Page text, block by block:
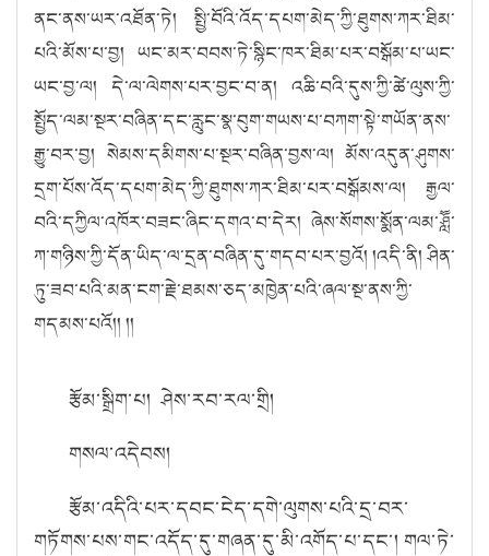
ནང་ནས་ཡར་འཐོན་ཏེ། སྤྱི་བོའི་འོད་དཔག་མེད་ཀྱི་ཐུགས་ཀར་ཐིམ་
པའི་མོས་པ་བྱ། ཡང་མར་བབས་ཏེ་སྙིང་ཁར་ཐིམ་པར་བསྒོམ་པ་ཡང་
ཡང་བྱ་ལ། དེ་ལ་ལེགས་པར་བྱང་བ་ན། འཆི་བའི་དུས་ཀྱི་ཚེ་ལུས་ཀྱི་
སྤྱོད་ལམ་སྔར་བཞིན་དང་རླུང་སྣ་བུག་གཡས་པ་བཀག་སྟེ་གཡོན་ནས་
རྒྱུ་བར་བྱ། སེམས་དམིགས་པ་སྔར་བཞིན་བྱས་ལ། མོས་འདུན་ཤུགས་
དྲག་པོས་འོད་དཔག་མེད་ཀྱི་ཐུགས་ཀར་ཐིམ་པར་བསྒོམས་ལ། རྒྱལ་
བའི་དཀྱིལ་འཁོར་བཟང་ཞིང་དགའ་བ་དེར། ཞེས་སོགས་སྨོན་ལམ་ཤླཽ་
ཀ་གཉིས་ཀྱི་དོན་ཡིད་ལ་དྲན་བཞིན་དུ་གདབ་པར་བྱའོ། །འདི་ནི། ཤིན་
ཏུ་ཟབ་པའི་མན་ངག་རྗེ་ཐམས་ཅད་མཁྱེན་པའི་ཞལ་སྔ་ནས་ཀྱི་
གདམས་པའོ།། །།
རྩོམ་སྒྲིག་པ། ཤེས་རབ་རལ་གྲི།
གསལ་འདེབས།
རྩོམ་འདིའི་པར་དབང་ངེད་དགེ་ལུགས་པའི་དྲ་བར་
གཏོགས་པས་གང་འདོད་དུ་གཞན་དུ་མི་འགོད་པ་དང་། གལ་ཏེ་